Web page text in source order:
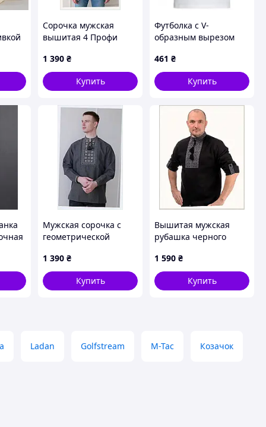
Сорочка мужская
вышитая 4 Профи
861A3895MX
1 390 ₴
Купить
Футболка с V-
образным вырезом
вышиванкой
символика украины
461 ₴
Купить
Мужская сорочка с
геометрической
861X3902CH
1 390 ₴
Купить
Вышитая мужская
рубашка черного
C861392E4
1 590 ₴
Купить
Ladan Golfstream M-Tac Козачок